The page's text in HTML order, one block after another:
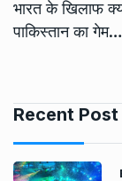
भारत के खिलाफ
पाकिस्तान का गेम…
Recent Post